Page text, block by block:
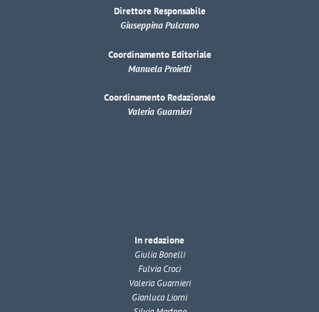
Direttore Responsabile
Giuseppina Pulcrano
Coordinamento Editoriale
Manuela Proietti
Coordinamento Redazionale
Valeria Guarnieri
In redazione
Giulia Bonelli
Fulvia Croci
Valeria Guarnieri
Gianluca Liorni